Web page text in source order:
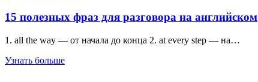
15 полезных фраз для разговора на английском
1. all the way — от начала до конца 2. at every step — на…
Узнать больше